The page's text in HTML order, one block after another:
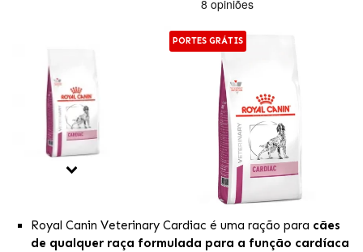
PORTES GRÁTIS
Royal Canin Veterinary Cardiac é uma ração para cães
de qualquer raça formulada para a função cardíaca